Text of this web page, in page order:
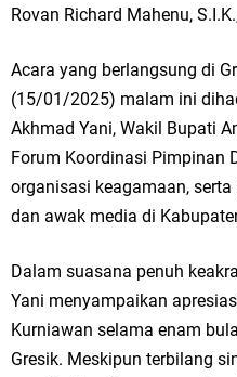
Bupati Gresik Gus Yani
Komitmen Pelayanan Publik dan
Optik Merlin Donasikan
JKNN
Ruwatan Malam Satu Suro di
Ketua DPD Golkar Gresik
Rovan Richard Mahenu,
Acara yang berlangsung di
(15/01/2025) malam ini
Akhmad Yani, Wakil Bupati
Forum Koordinasi Pimpinan
organisasi keagamaan,
dan awak media di
Dalam suasana penuh
Yani menyampaikan
Kurniawan selama enam
Gresik. Meskipun terbilang